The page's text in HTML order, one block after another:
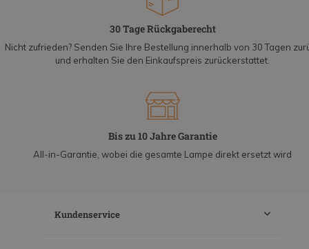
30 Tage Rückgaberecht
Nicht zufrieden? Senden Sie Ihre Bestellung innerhalb von 30 Tagen
und erhalten Sie den Einkaufspreis zurückerstattet.
Bis zu 10 Jahre Garantie
All-in-Garantie, wobei die gesamte Lampe direkt ersetzt wird
Kundenservice